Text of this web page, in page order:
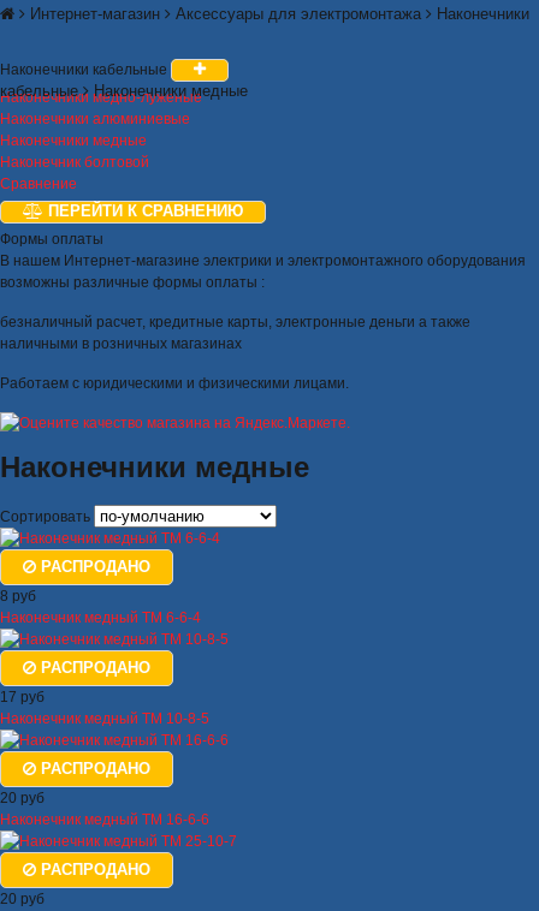
Интернет-магазин Аксессуары для электромонтажа Наконечники
кабельные Наконечники медные
Наконечники кабельные
Наконечники медно-луженые
Наконечники алюминиевые
Наконечники медные
Наконечник болтовой
Сравнение
ПЕРЕЙТИ К СРАВНЕНИЮ
Формы оплаты
В нашем Интернет-магазине электрики и электромонтажного оборудования
возможны различные формы оплаты :
безналичный расчет, кредитные карты, электронные деньги а также
наличными в розничных магазинах
Работаем с юридическими и физическими лицами.
Наконечники медные
Сортировать
РАСПРОДАНО
8 руб
Наконечник медный ТМ 6-6-4
РАСПРОДАНО
17 руб
Наконечник медный ТМ 10-8-5
РАСПРОДАНО
20 руб
Наконечник медный ТМ 16-6-6
РАСПРОДАНО
20 руб